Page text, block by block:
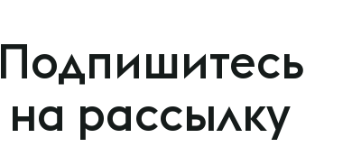
Подпишитесь
на рассылку